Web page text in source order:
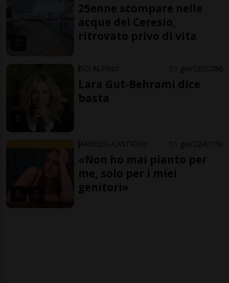
25enne scompare nelle
acque del Ceresio,
ritrovato privo di vita
SCI ALPINO 1 gior 65 286
Lara Gut-Behrami dice
basta
ARBEDO-CASTIONE 1 gior 24 159
«Non ho mai pianto per
me, solo per i miei
genitori»